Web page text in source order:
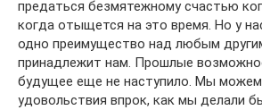
предаться безмятежному счастью
когда отыщется на это время. Но у
одно преимущество над любым
принадлежит нам. Прошлые
будущее еще не наступило. Мы можем
удовольствия впрок, как мы делали